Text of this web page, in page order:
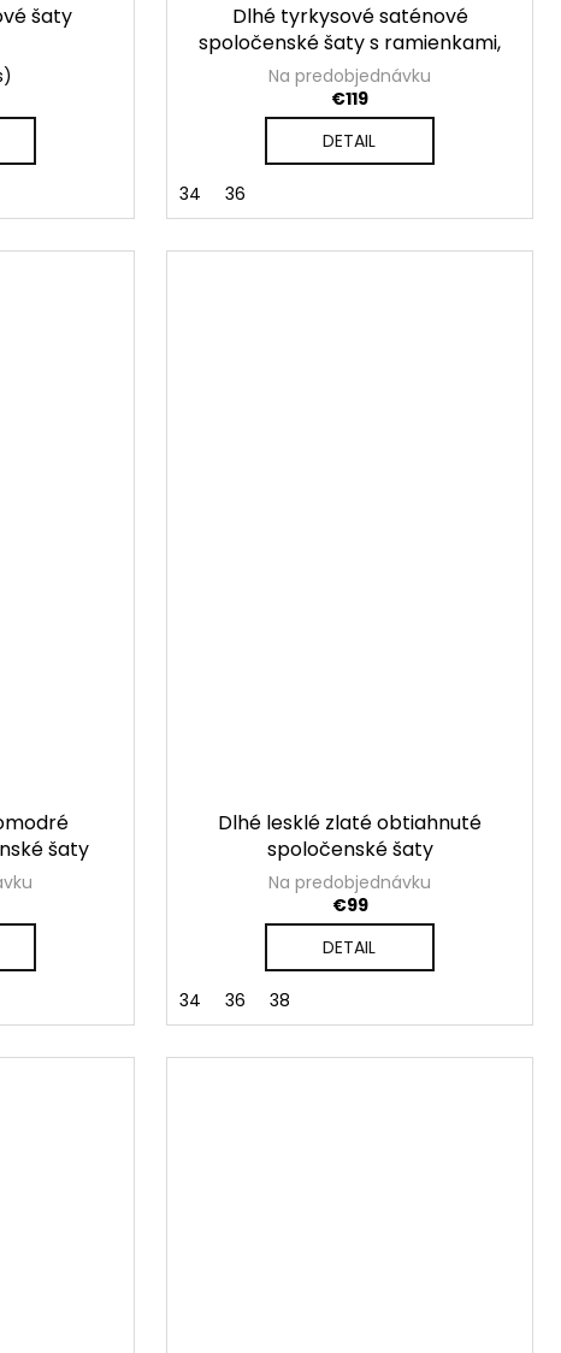
šaty
Dlhé tyrkysové saténové
spoločenské šaty s ramienkami,
rozparkom a šnurovaním na
chrbte
Na predobjednávku
€119
DETAIL
34 36
šaty
Dlhé lesklé zlaté obtiahnuté
spoločenské šaty
Na predobjednávku
€99
DETAIL
34 36 38